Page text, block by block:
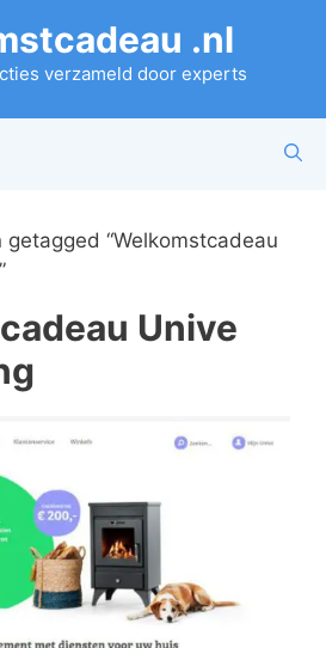
.nl
verzameld door experts
“Welkomstcadeau
Unive